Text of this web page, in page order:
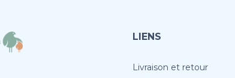
LIENS
Livraison et retour